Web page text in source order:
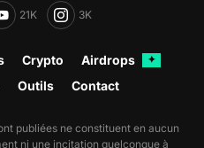
21K 3K
Crypto Airdrops ✦
Outils Contact
publiées ne constituent en aucun
ni une incitation quelconque à